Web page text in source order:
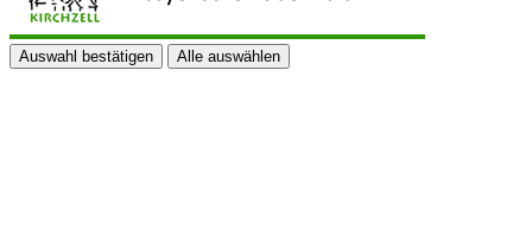
Auswahl bestätigen Alle auswählen